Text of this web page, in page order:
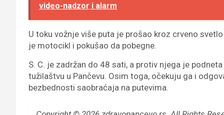
video-nadzor i alarm
U toku vožnje više puta je prošao kroz crveno
je motocikl i pokušao da pobegne.
S. C. je zadržan do 48 sati, a protiv njega je
tužilaštvu u Pančevu. Osim toga, očekuju ga i
bezbednosti saobraćaja na putevima.